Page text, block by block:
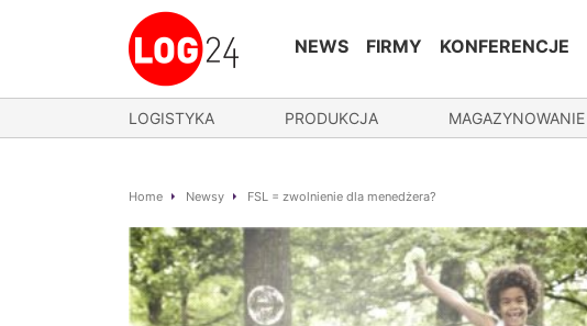
NEWS FIRMY KONFERENCJE
LOGISTYKA PRODUKCJA MAGAZYNOWANIE
Home Newsy FSL = zwolnienie dla menedżera?